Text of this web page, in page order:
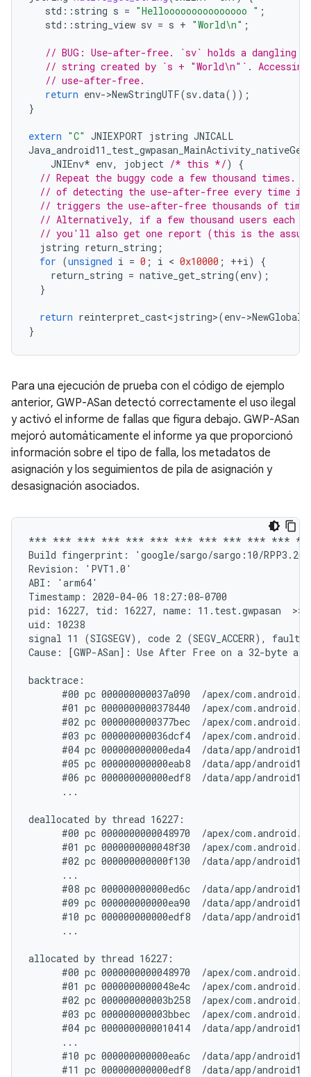
std :: string s = "Hellooooooooooooooo " ;
std :: string_view sv = s + "World\n" ;
// BUG: Use-after-free. `sv` holds a dangling
// string created by `s + "World\n"`.
// use-after-free.
return env->NewStringUTF(sv.data());
}
extern "C" JNIEXPORT jstring JNICALL
JNIEnv* env, jobject /* this */)
{
// Repeat the buggy code a few thousand times.
// of detecting the use-after-free every time it
// triggers the use-after-free thousands of
// Alternatively, if a few thousand users each
// you'll also get one report (this is the
jstring return_string ;
for (unsigned i = 0 ; i < 0x10000 ; ++i)
{
return_string = native_get_string(env);
}
return reinterpret_cast<jstring>(env->
}
Para una ejecución de prueba con el código de ejemplo
anterior, GWP-ASan detectó correctamente el uso ilegal
y activó el informe de fallas que figura debajo. GWP-ASan
mejoró automáticamente el informe ya que proporcionó
información sobre el tipo de falla, los metadatos de
asignación y los seguimientos de pila de asignación y
desasignación asociados.
*** *** *** *** *** *** *** *** *** *** ***
Build fingerprint: 'google/sargo/sargo:10/
Revision: 'PVT1.0'
ABI: 'arm64'
Timestamp: 2020-04-06 18:27:08-0700
pid: 16227, tid: 16227, name: 11.test.gwpasan  >>>
uid: 10238
signal 11 (SIGSEGV), code 2 (SEGV_ACCERR), fault
Cause: [GWP-ASan]: Use After Free on a 32-byte
backtrace:
#00 pc 000000000037a090  /apex/
#01 pc 0000000000378440  /apex/
#02 pc 0000000000377bec  /apex/
#03 pc 000000000036dcf4  /apex/
#04 pc 000000000000eda4  /data/app/
#05 pc 000000000000eab8  /data/app/
#06 pc 000000000000edf8  /data/app/
      ...
deallocated by thread 16227:
#00 pc 0000000000048970  /apex/
#01 pc 0000000000048f30  /apex/
#02 pc 000000000000f130  /data/app/
      ...
#08 pc 000000000000ed6c  /data/app/
#09 pc 000000000000ea90  /data/app/
#10 pc 000000000000edf8  /data/app/
      ...
allocated by thread 16227:
#00 pc 0000000000048970  /apex/
#01 pc 0000000000048e4c  /apex/
#02 pc 000000000003b258  /apex/
#03 pc 000000000003bbec  /apex/
#04 pc 0000000000010414  /data/app/
      ...
#10 pc 000000000000ea6c  /data/app/
#11 pc 000000000000edf8  /data/app/